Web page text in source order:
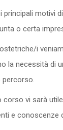
principali motivi
o certa
i
la necessità di
percorso.
corso vi sarà
e conoscenze